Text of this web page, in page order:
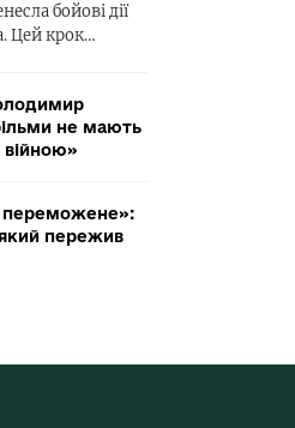
бойові дії
Цей крок…
не мають
війною»
переможене»:
який пережив